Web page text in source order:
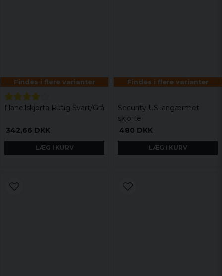
Findes i flere varianter
Flanellskjorta Rutig Svart/Grå
342,66 DKK
LÆG I KURV
Findes i flere varianter
Security US langærmet
skjorte
480 DKK
LÆG I KURV